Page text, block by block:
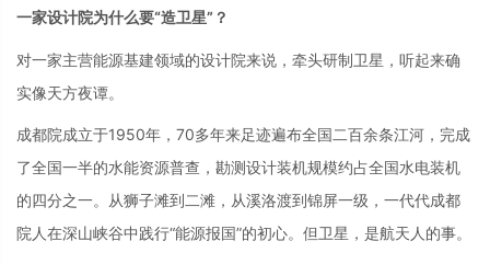
一家设计院为什么要“造卫星”？
对一家主营能源基建领域的设计院来说，牵头研制卫星，听起来确
实像天方夜谭。
成都院成立于1950年，70多年来足迹遍布全国二百余条江河，完成
了全国一半的水能资源普查，勘测设计装机规模约占全国水电装机
的四分之一。从狮子滩到二滩，从溪洛渡到锦屏一级，一代代成都
院人在深山峡谷中践行“能源报国”的初心。但卫星，是航天人的事。